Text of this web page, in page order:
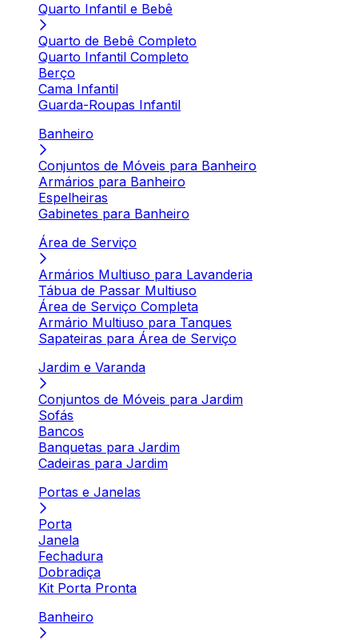
Quarto Infantil e Bebê
Quarto de Bebê Completo
Quarto Infantil Completo
Berço
Cama Infantil
Guarda-Roupas Infantil
Banheiro
Conjuntos de Móveis para Banheiro
Armários para Banheiro
Espelheiras
Gabinetes para Banheiro
Área de Serviço
Armários Multiuso para Lavanderia
Tábua de Passar Multiuso
Área de Serviço Completa
Armário Multiuso para Tanques
Sapateiras para Área de Serviço
Jardim e Varanda
Conjuntos de Móveis para Jardim
Sofás
Bancos
Banquetas para Jardim
Cadeiras para Jardim
Portas e Janelas
Porta
Janela
Fechadura
Dobradiça
Kit Porta Pronta
Banheiro